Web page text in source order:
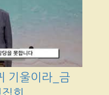
기울이라_금